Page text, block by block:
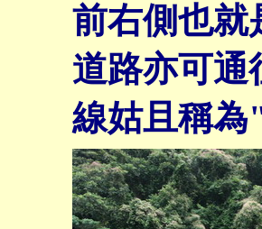
前右側也就
道路亦可通
線姑且稱